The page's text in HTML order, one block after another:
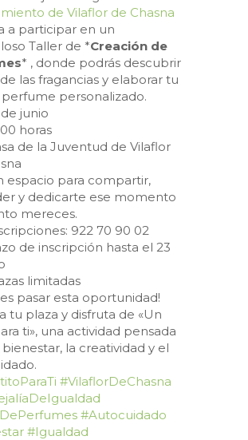
de Vilaflor de Chasna
a participar en un
Taller de *Creación de
* , donde podrás descubrir
las fragancias y elaborar tu
personalizado.
junio
horas
de la Juventud de Vilaflor
espacio para compartir,
y dedicarte ese momento
mereces.
922 70 90 02
de inscripción hasta el 23
limitadas
pasar esta oportunidad!
tu plaza y disfruta de «Un
ti», una actividad pensada
la creatividad y el
#VilaflorDeChasna
#Autocuidado
#Igualdad